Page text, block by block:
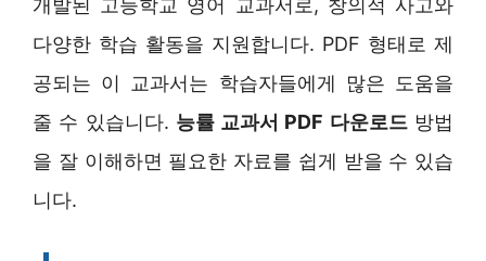
개발된 고등학교 영어 교과서로, 창의적 사고와
다양한 학습 활동을 지원합니다. PDF 형태로 제
공되는 이 교과서는 학습자들에게 많은 도움을
줄 수 있습니다. 능률 교과서 PDF 다운로드방법
을 잘 이해하면 필요한 자료를 쉽게 받을 수 있습
니다.